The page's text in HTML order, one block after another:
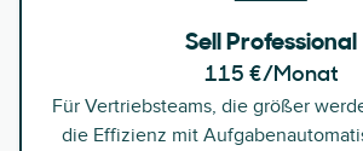
Sell Professional
115 €/Monat
Für Vertriebsteams, die größer
die Effizienz mit